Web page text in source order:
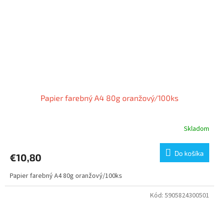
Papier farebný A4 80g oranžový/100ks
Skladom
€10,80 Do košíka
Papier farebný A4 80g oranžový/100ks
Kód: 5905824300501